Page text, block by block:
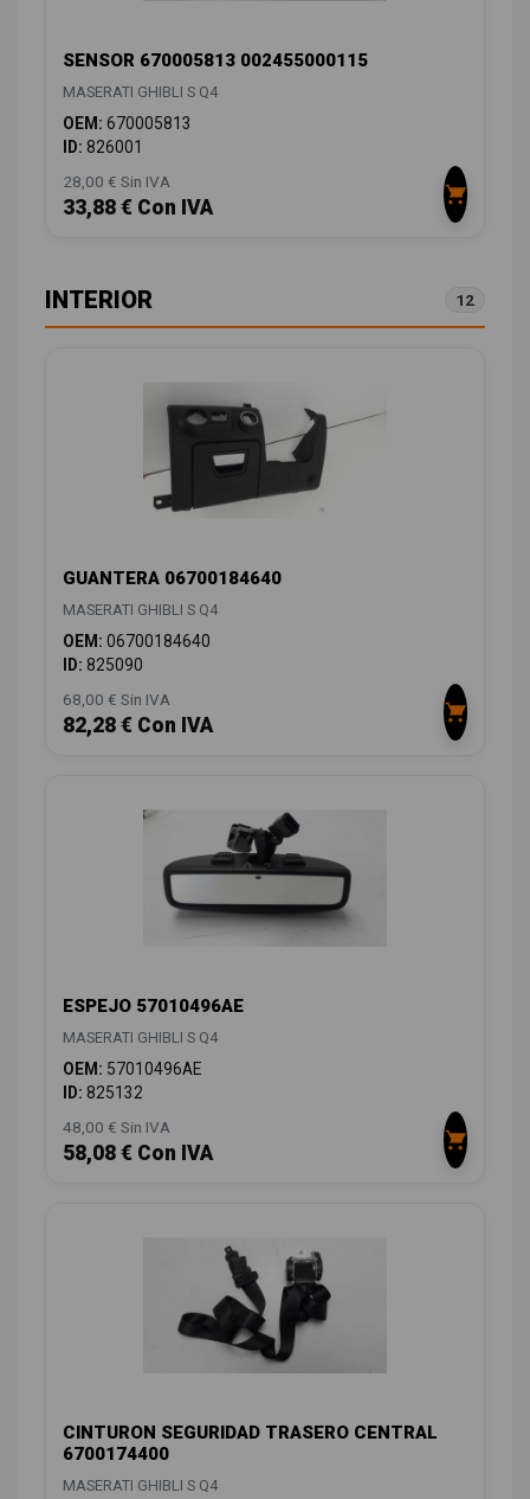
SENSOR 670005813 002455000115
MASERATI GHIBLI S Q4
OEM: 670005813
ID: 826001
28,00 € Sin IVA
33,88 € Con IVA
INTERIOR 12
GUANTERA 06700184640
MASERATI GHIBLI S Q4
OEM: 06700184640
ID: 825090
68,00 € Sin IVA
82,28 € Con IVA
ESPEJO 57010496AE
MASERATI GHIBLI S Q4
OEM: 57010496AE
ID: 825132
48,00 € Sin IVA
58,08 € Con IVA
CINTURON SEGURIDAD TRASERO CENTRAL
6700174400
MASERATI GHIBLI S Q4